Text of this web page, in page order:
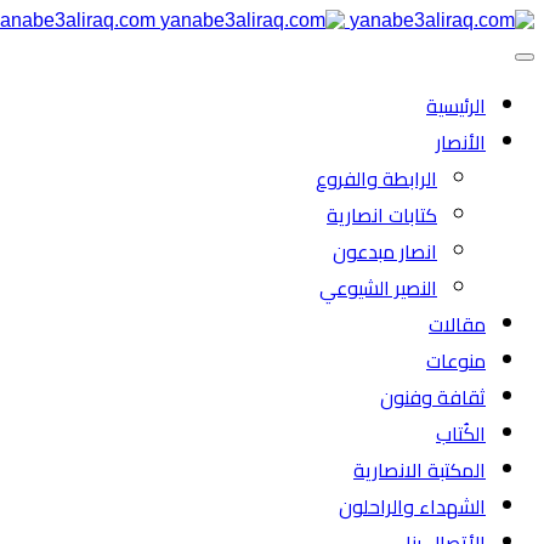
الرئیسية
الأنصار
الرابطة والفروع
كتابات انصارية
انصار مبدعون
النصیر الشیوعي
مقالات
منوعات
ثقافة وفنون
الكُتاب
المكتبة الانصارية
الشهداء والراحلون